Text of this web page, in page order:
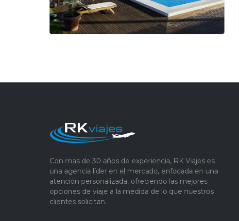
Con mas de 30 años de experiencia, RK Viajes es
una agencia líder en el mercado, enfocada en una
atención personalizada, ofreciendo las mejores
opciones de viaje a la medida de lo que nuestros
clientes solicitan.